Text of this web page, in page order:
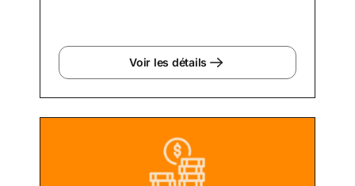
Voir les détails